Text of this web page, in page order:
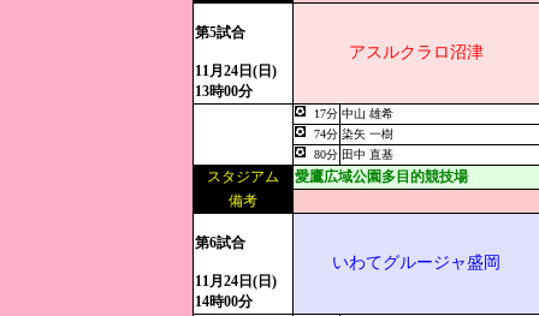
第5試合
11月24日(日)
13時00分
アスルクラロ沼津
17分 中山 雄希
74分 染矢 一樹
80分 田中 直基
スタジアム
愛鷹広域公園多目的競技場
備考
第6試合
11月24日(日)
14時00分
いわてグルージャ盛岡